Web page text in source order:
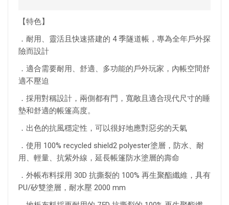
【特色】
．耐用、靈活且快速搭建的 4 季隧道帳，專為全年戶外探
險而設計
．適合需要耐用、舒適、多功能的戶外玩家，內帳空間舒
適不壓迫
．採用對稱設計，兩側都有門，寬敞且適合現代尺寸的睡
墊和舒適的帳篷高度。
．出色的抗風穩定性，可以很好地應對惡劣的天氣
．使用 100% recycled shield2 polyester塗層，防水、耐
用、輕量、抗紫外線，延長帳篷防水塗層的壽命
．外帳布料採用 30D 抗撕裂的 100% 再生聚酯纖維，具有
PU/矽雙塗層，耐水壓 2000 mm